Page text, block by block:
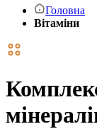
Головна
Вітаміни